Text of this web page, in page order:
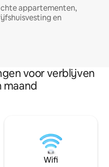
appartementen,
en
voor verblijven
maand
Wifi